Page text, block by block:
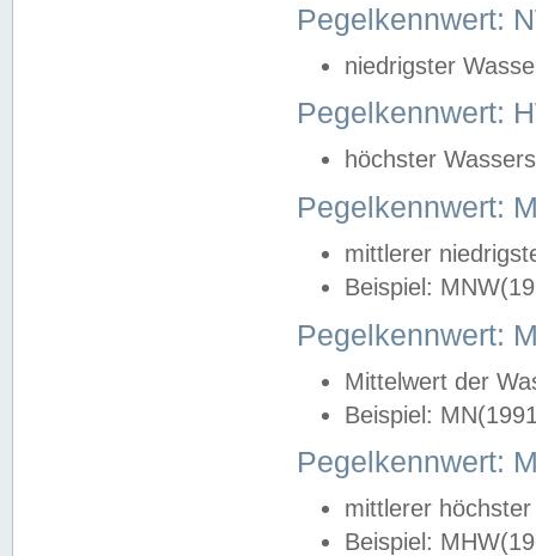
Pegelkennwert:
niedrigster
Pegelkennwert:
höchster
Pegelkennwert:
mittlerer
Beispiel:
Pegelkennwert:
Mittelwert der
Beispiel:
Pegelkennwert:
mittlerer
Beispiel: